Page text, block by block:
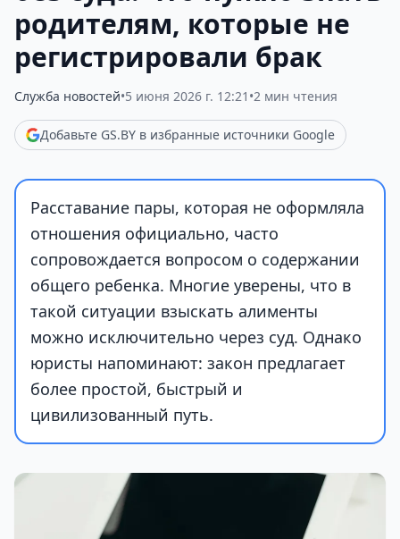
родителям, которые не
регистрировали брак
Служба новостей•5 июня 2026 г. 12:21 •2 мин чтения
Добавьте GS.BY в избранные источники Google
Расставание пары, которая не оформляла
отношения официально, часто
сопровождается вопросом о содержании
общего ребенка. Многие уверены, что в
такой ситуации взыскать алименты
можно исключительно через суд. Однако
юристы напоминают: закон предлагает
более простой, быстрый и
цивилизованный путь.